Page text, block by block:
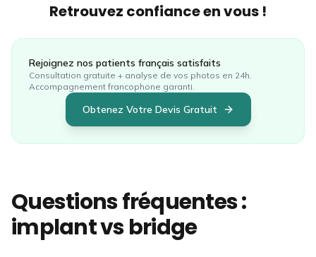
Retrouvez confiance en vous !
Rejoignez nos patients français satisfaits
Consultation gratuite + analyse de vos photos en 24h.
Accompagnement francophone garanti.
Obtenez Votre Devis Gratuit
Questions fréquentes :
implant vs bridge